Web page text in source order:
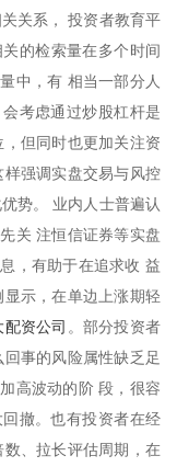
关系， 投资者教育平
的检索量在多个时间
中，有 相当一部分人
考虑通过炒股杠杆是
但同时也更加关注资
强调实盘交易与风控
势。 业内人士普遍认
关 注恒信证券等实盘
，有助于在追求收 益
示，在单边上涨期轻
配资公司 。部分投资者
事的风险属性缺乏足
高波动的阶 段，很容
撤。也有投资者在经
、拉长评估周期，在